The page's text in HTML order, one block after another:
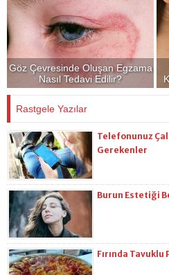
Göz Çevresinde Oluşan Egzama
Nasıl Tedavi Edilir?
Rastgele Yazılar
Telefonunuz
Gerekenler
Burun Estetiği
Fırında